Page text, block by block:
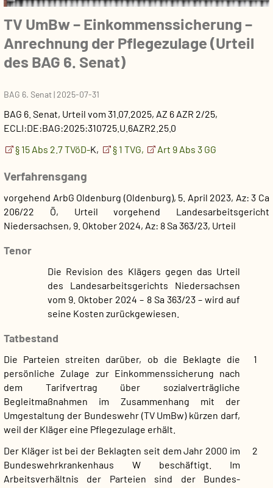
TV UmBw – Einkommenssicherung –
Anrechnung der Pflegezulage (Urteil
des BAG 6. Senat)
BAG 6. Senat|2025-07-31
BAG 6. Senat, Urteil vom 31.07.2025, AZ 6 AZR 2/25,
ECLI:DE:BAG:2025:310725.U.6AZR2.25.0
§ 15 Abs 2.7 TVöD-K, § 1 TVG, Art 9 Abs 3 GG
Verfahrensgang
vorgehend ArbG Oldenburg (Oldenburg), 5. April 2023, Az: 3 Ca
206/22 Ö, Urteil vorgehend Landesarbeitsgericht
Niedersachsen, 9. Oktober 2024, Az: 8 Sa 363/23, Urteil
Tenor
Die Revision des Klägers gegen das Urteil
des Landesarbeitsgerichts Niedersachsen
vom 9. Oktober 2024 – 8 Sa 363/23 – wird auf
seine Kosten zurückgewiesen.
Tatbestand
1
Die Parteien streiten darüber, ob die Beklagte die
persönliche Zulage zur Einkommenssicherung nach
dem Tarifvertrag über sozialverträgliche
Begleitmaßnahmen im Zusammenhang mit der
Umgestaltung der Bundeswehr (TV UmBw) kürzen darf,
weil der Kläger eine Pflegezulage erhält.
2
Der Kläger ist bei der Beklagten seit dem Jahr 2000 im
Bundeswehrkrankenhaus W beschäftigt. Im
Arbeitsverhältnis der Parteien sind der Bundes-